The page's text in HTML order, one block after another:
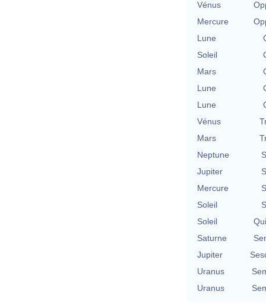
Vénus
Mercure
Lune
Soleil
Mars
Lune
Lune
Vénus
Mars
Neptune
Jupiter
Mercure
Soleil
Soleil
Saturne
Jupiter
Uranus
Uranus